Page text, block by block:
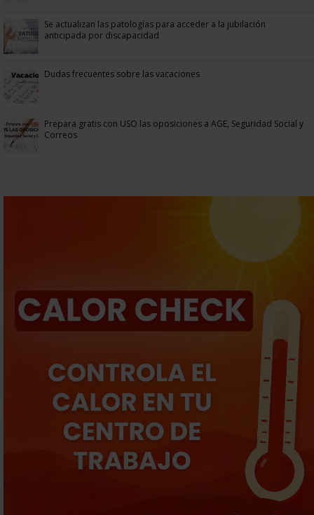
Se actualizan las patologías para acceder a la jubilación
anticipada por discapacidad
Dudas frecuentes sobre las vacaciones
Prepara gratis con USO las oposiciones a AGE, Seguridad Social y
Correos